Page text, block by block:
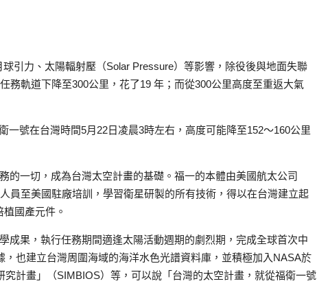
引力、太陽輻射壓（Solar Pressure）等影響，除役後與地面失聯
務軌道下降至300公里，花了19 年；而從300公里高度至重返大氣
一號在台灣時間5月22日凌晨3時左右，高度可能降至152～160公里
的一切，成為台灣太空計畫的基礎。福一的本體由美國航太公司
員至美國駐廠培訓，學習衛星研製的所有技術，得以在台灣建立起
國產元件。
成果，執行任務期間適逢太陽活動週期的劇烈期，完成全球首次中
也建立台灣周圍海域的海洋水色光譜資料庫，並積極加入NASA於
究計畫」（SIMBIOS）等，可以說「台灣的太空計畫，就從福衛一號